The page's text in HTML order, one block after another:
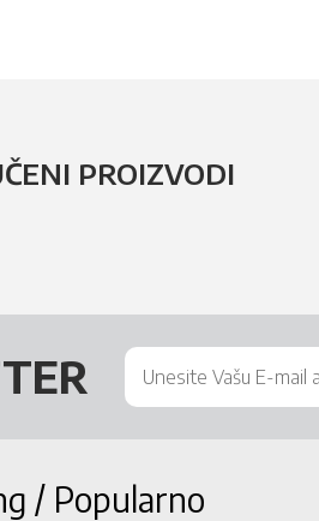
PROIZVODI
/ Popularno